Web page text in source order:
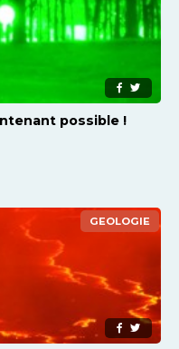
possible !
GEOLOGIE